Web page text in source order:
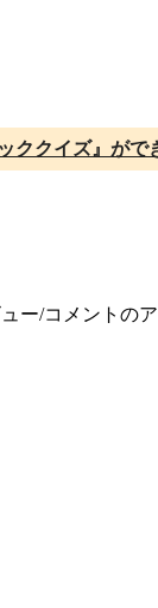
ククイズ』がで
ー/コメントの